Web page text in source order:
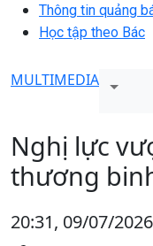
Thông tin quảng
Học tập theo Bác
MULTIMEDIA
Nghị lực
thương
20:31, 09/07/2026